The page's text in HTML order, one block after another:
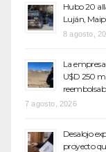
Hubo 20
Luján,
8 agosto,
La
U$D 250
7 agosto, 2026
Desalojo
proyecto